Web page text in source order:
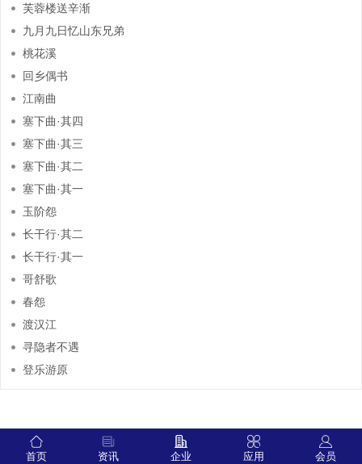
芙蓉楼送辛渐
九月九日忆山东兄弟
桃花溪
回乡偶书
江南曲
塞下曲·其四
塞下曲·其三
塞下曲·其二
塞下曲·其一
玉阶怨
长干行·其二
长干行·其一
哥舒歌
春怨
渡汉江
寻隐者不遇
登乐游原
首页 资讯 企业 应用 会员